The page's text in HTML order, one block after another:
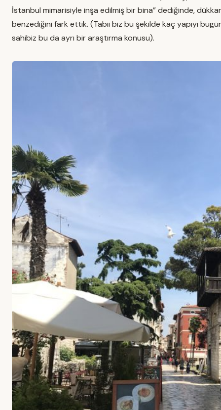
İstanbul mimarisiyle inşa edilmiş bir bina” dediğinde,
benzediğini fark ettik. (Tabii biz bu şekilde kaç yapıyı
sahibiz bu da ayrı bir araştırma konusu).